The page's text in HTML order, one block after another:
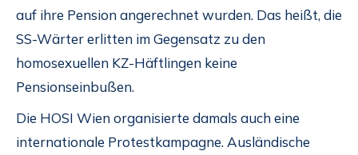
auf ihre Pension angerechnet wurden. Das heißt, die
SS-Wärter erlitten im Gegensatz zu den
homosexuellen KZ-Häftlingen keine
Pensionseinbußen.
Die HOSI Wien organisierte damals auch eine
internationale Protestkampagne. Ausländische